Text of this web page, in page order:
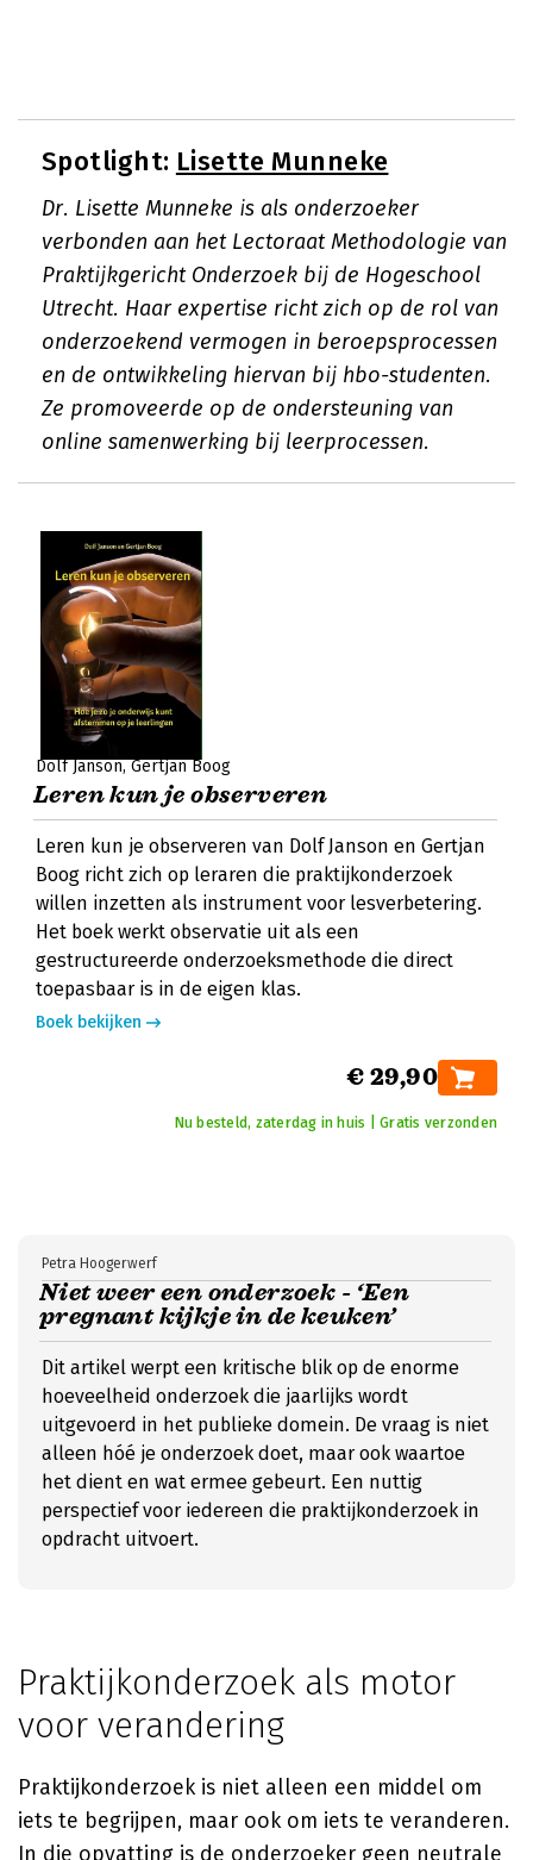
Spotlight: Lisette Munneke
Dr. Lisette Munneke is als onderzoeker
verbonden aan het Lectoraat Methodologie van
Praktijkgericht Onderzoek bij de Hogeschool
Utrecht. Haar expertise richt zich op de rol van
onderzoekend vermogen in beroepsprocessen
en de ontwikkeling hiervan bij hbo-studenten.
Ze promoveerde op de ondersteuning van
online samenwerking bij leerprocessen.
Dolf Janson Gertjan Boog
Leren kun je observeren
Leren kun je observeren van Dolf Janson en Gertjan
Boog richt zich op leraren die praktijkonderzoek
willen inzetten als instrument voor lesverbetering.
Het boek werkt observatie uit als een
gestructureerde onderzoeksmethode die direct
toepasbaar is in de eigen klas.
Boek bekijken
€ 29,90
Nu besteld, zaterdag in huis | Gratis verzonden
Niet weer een onderzoek - ‘Een
pregnant kijkje in de keuken’
Petra Hoogerwerf
Dit artikel werpt een kritische blik op de enorme
hoeveelheid onderzoek die jaarlijks wordt
uitgevoerd in het publieke domein. De vraag is niet
alleen hóé je onderzoek doet, maar ook waartoe
het dient en wat ermee gebeurt. Een nuttig
perspectief voor iedereen die praktijkonderzoek in
opdracht uitvoert.
Praktijkonderzoek als motor
voor verandering
Praktijkonderzoek is niet alleen een middel om
iets te begrijpen, maar ook om iets te veranderen.
In die opvatting is de onderzoeker geen neutrale